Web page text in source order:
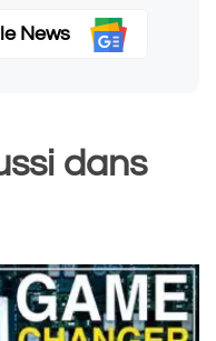
News
dans